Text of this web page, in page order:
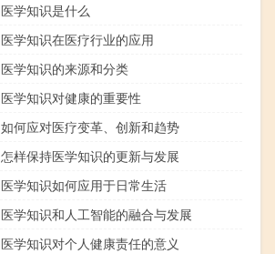
医学知识是什么
医学知识在医疗行业的应用
医学知识的来源和分类
医学知识对健康的重要性
如何应对医疗变革、创新和趋势
怎样保持医学知识的更新与发展
医学知识如何应用于日常生活
医学知识和人工智能的融合与发展
医学知识对个人健康责任的意义